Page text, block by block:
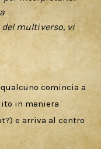
multiverso, vi
comincia a
in maniera
e arriva al centro